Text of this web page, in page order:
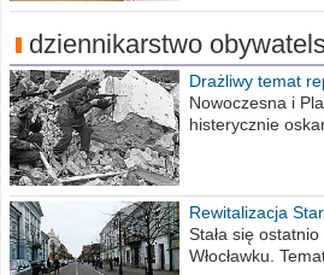
dziennikarstwo
Drażliwy temat
Nowoczesna i
histerycznie
Rewitalizacja
Stała się
Włocławku.